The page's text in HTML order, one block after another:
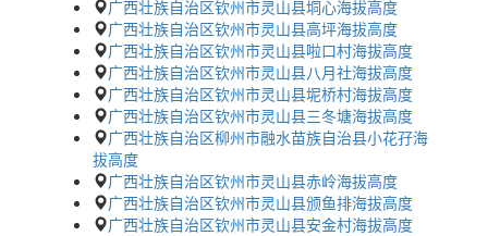
广西壮族自治区钦州市灵山县垌心海拔高度
广西壮族自治区钦州市灵山县高坪海拔高度
广西壮族自治区钦州市灵山县啦口村海拔高度
广西壮族自治区钦州市灵山县八月社海拔高度
广西壮族自治区钦州市灵山县坭桥村海拔高度
广西壮族自治区钦州市灵山县三冬塘海拔高度
广西壮族自治区柳州市融水苗族自治县小花孖海
拔高度
广西壮族自治区钦州市灵山县赤岭海拔高度
广西壮族自治区钦州市灵山县颁鱼排海拔高度
广西壮族自治区钦州市灵山县安金村海拔高度